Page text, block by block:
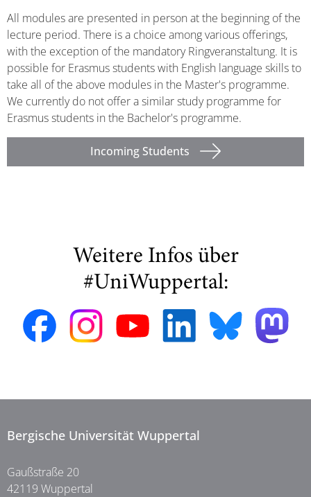
All modules are presented in person at the beginning of the
lecture period. There is a choice among various offerings,
with the exception of the mandatory Ringveranstaltung. It is
possible for Erasmus students with English language skills to
take all of the above modules in the Master's programme.
We currently do not offer a similar study programme for
Erasmus students in the Bachelor's programme.
Incoming Students
Weitere Infos über
#UniWuppertal:
Bergische Universität Wuppertal
Gaußstraße 20
42119 Wuppertal